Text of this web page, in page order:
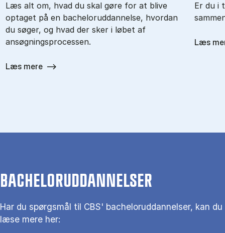
Læs alt om, hvad du skal gøre for at blive
optaget på en bacheloruddannelse, hvordan
du søger, og hvad der sker i løbet af
ansøgningsprocessen.
Læs mere
Er du i
Læs
BACHELORUDDANNELSER
Har du spørgsmål til CBS' bacheloruddannelser, kan du
læse mere her: